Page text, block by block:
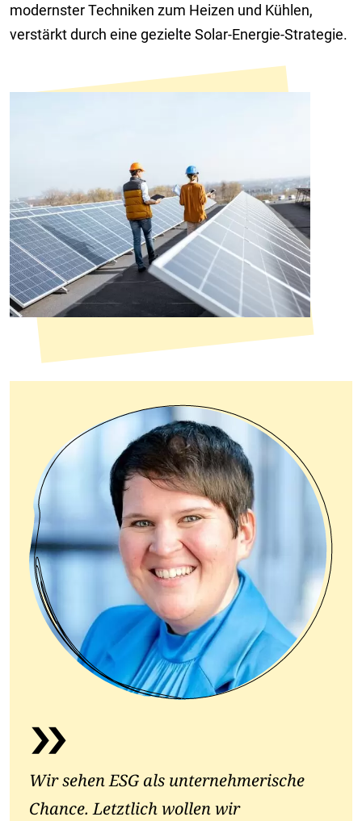
modernster Techniken zum Heizen und Kühlen,
verstärkt durch eine gezielte Solar-Energie-Strategie.
Wir sehen ESG als unternehmerische
Chance. Letztlich wollen wir